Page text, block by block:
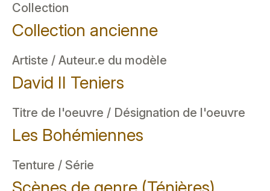
Collection
Collection ancienne
Artiste / Auteur.e du modèle
David II Teniers
Titre de l'oeuvre / Désignation de l'oeuvre
Les Bohémiennes
Tenture / Série